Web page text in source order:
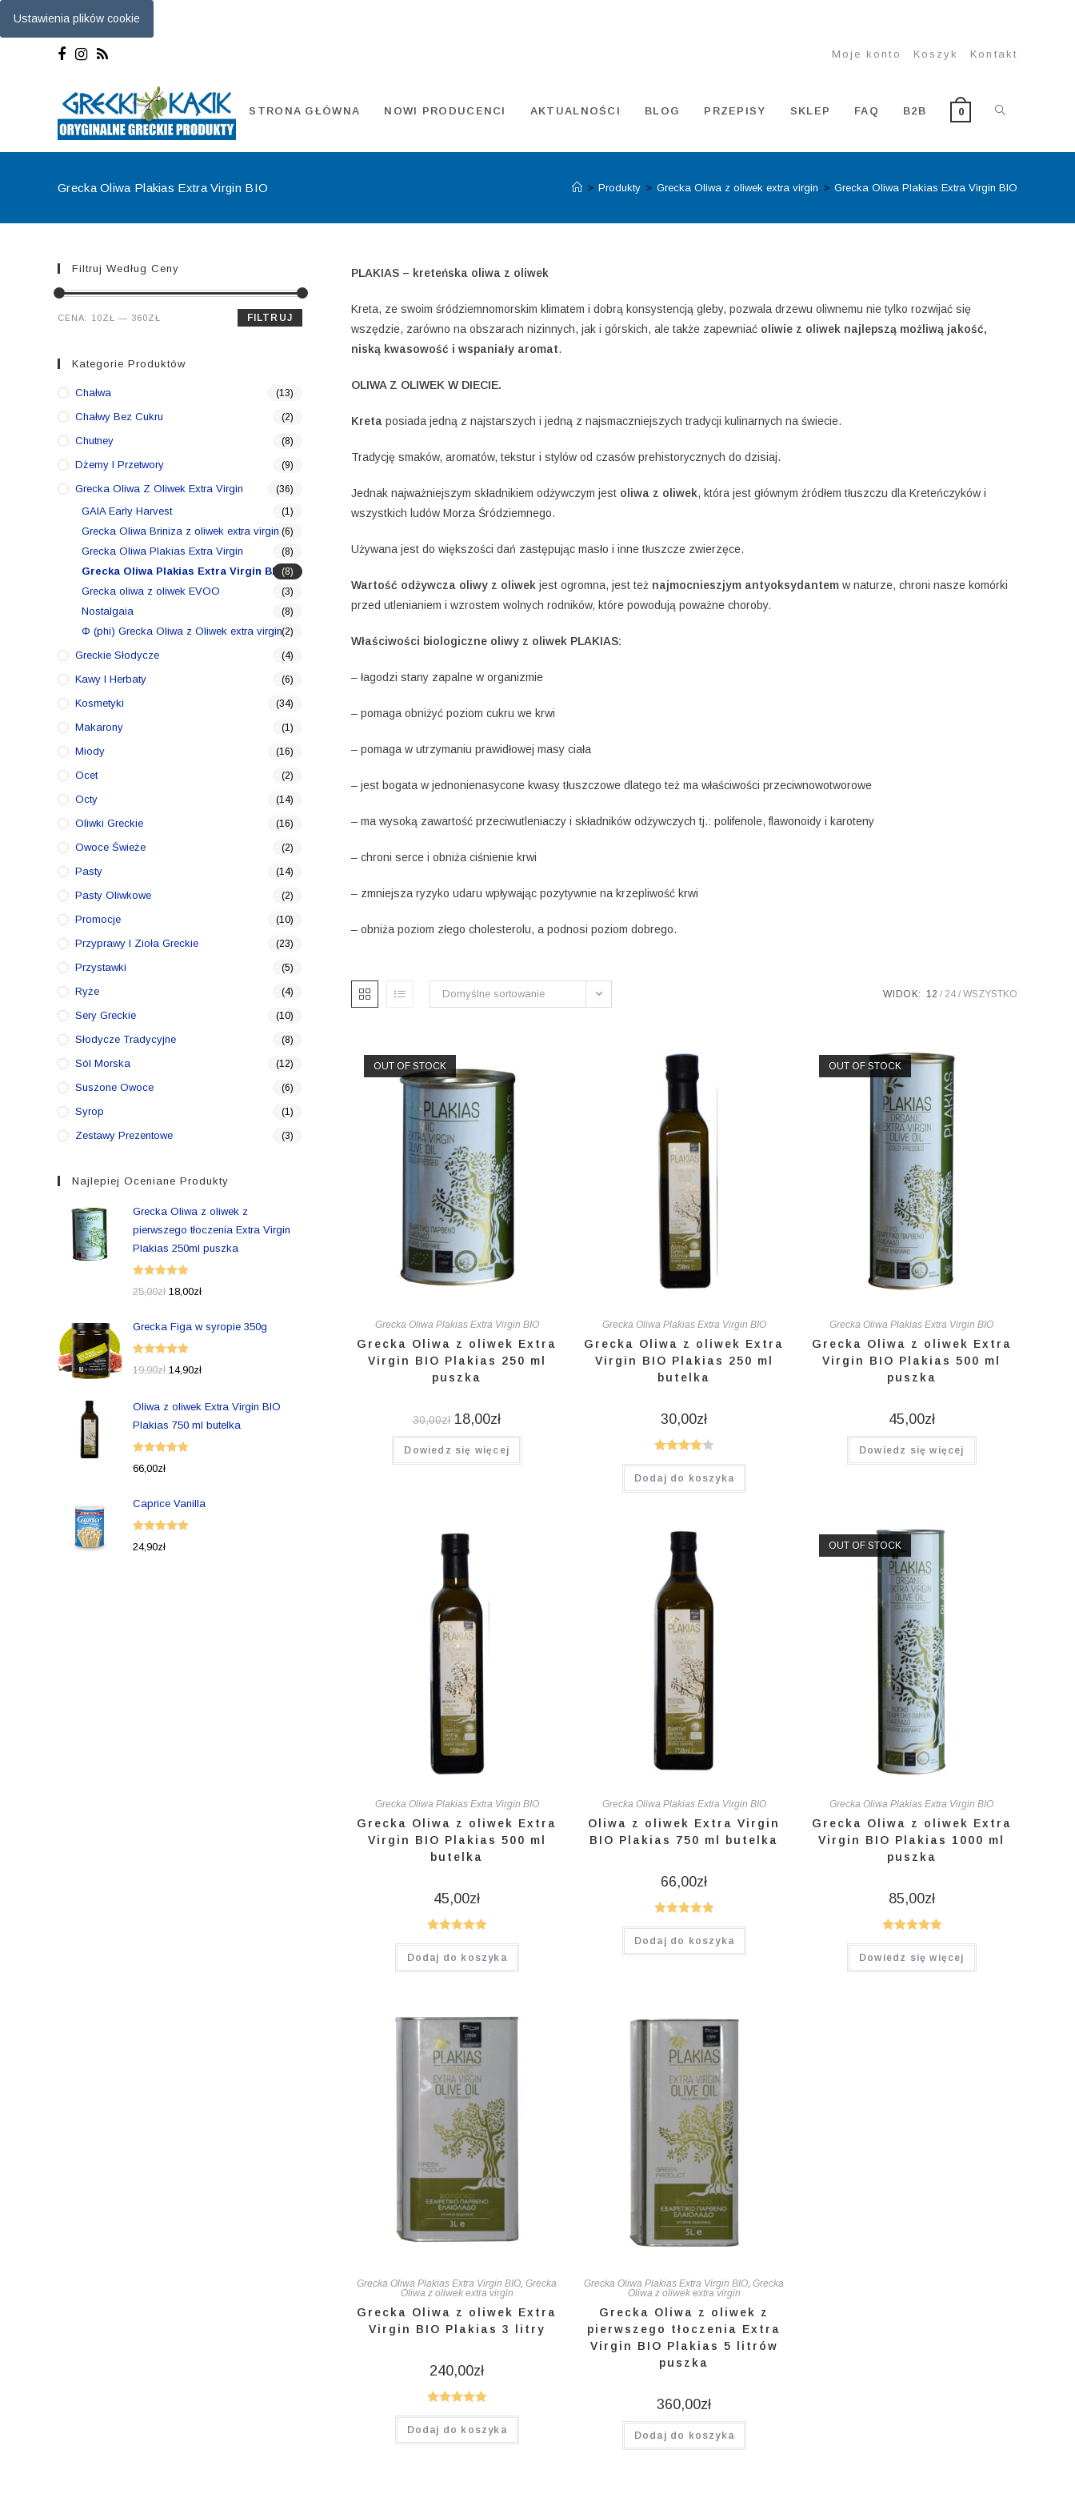
Ustawienia plików cookie
Moje konto Koszyk Kontakt
STRONA GŁÓWNA NOWI PRODUCENCI AKTUALNOŚCI BLOG PRZEPISY SKLEP FAQ B2B 0 TOGGLE
WEBSITE
Grecka Oliwa Plakias Extra Virgin BIO > Produkty > Grecka Oliwa z oliwek extra virgin > Grecka Oliwa Plakias Extra Virgin BIO
PLAKIAS – kreteńska oliwa z oliwek
Kreta, ze swoim śródziemnomorskim klimatem i dobrą konsystencją gleby, pozwala drzewu oliwnemu nie tylko rozwijać się
wszędzie, zarówno na obszarach nizinnych, jak i górskich, ale także zapewniać oliwie z oliwek najlepszą możliwą jakość,
niską kwasowość i wspaniały aromat.
OLIWA Z OLIWEK W DIECIE.
Kreta posiada jedną z najstarszych i jedną z najsmaczniejszych tradycji kulinarnych na świecie.
Tradycję smaków, aromatów, tekstur i stylów od czasów prehistorycznych do dzisiaj.
Jednak najważniejszym składnikiem odżywczym jest oliwa z oliwek, która jest głównym źródłem tłuszczu dla Kreteńczyków i
wszystkich ludów Morza Śródziemnego.
Używana jest do większości dań zastępując masło i inne tłuszcze zwierzęce.
Wartość odżywcza oliwy z oliwek jest ogromna, jest też najmocnieszjym antyoksydantem w naturze, chroni nasze komórki
przed utlenianiem i wzrostem wolnych rodników, które powodują poważne choroby.
Właściwości biologiczne oliwy z oliwek PLAKIAS:
– łagodzi stany zapalne w organizmie
– pomaga obniżyć poziom cukru we krwi
– pomaga w utrzymaniu prawidłowej masy ciała
– jest bogata w jednonienasycone kwasy tłuszczowe dlatego też ma właściwości przeciwnowotworowe
– ma wysoką zawartość przeciwutleniaczy i składników odżywczych tj.: polifenole, flawonoidy i karoteny
– chroni serce i obniża ciśnienie krwi
– zmniejsza ryzyko udaru wpływając pozytywnie na krzepliwość krwi
– obniża poziom złego cholesterolu, a podnosi poziom dobrego.
Domyślne sortowanie WIDOK: 12 24 WSZYSTKO
OUT OF STOCK
Grecka Oliwa Plakias Extra Virgin BIO
Grecka Oliwa z oliwek Extra
Virgin BIO Plakias 250 ml
puszka
30,00zł 18,00zł
Dowiedz się więcej
Grecka Oliwa Plakias Extra Virgin BIO
Grecka Oliwa z oliwek Extra
Virgin BIO Plakias 250 ml
butelka
30,00zł
Oceniono
4.00 na 5
Dodaj do koszyka
OUT OF STOCK
Grecka Oliwa Plakias Extra Virgin BIO
Grecka Oliwa z oliwek Extra
Virgin BIO Plakias 500 ml
puszka
45,00zł
Dowiedz się więcej
Grecka Oliwa Plakias Extra Virgin BIO
Grecka Oliwa z oliwek Extra
Virgin BIO Plakias 500 ml
butelka
45,00zł
Oceniono
5.00na 5
Dodaj do koszyka
Grecka Oliwa Plakias Extra Virgin BIO
Oliwa z oliwek Extra Virgin
BIO Plakias 750 ml butelka
66,00zł
Oceniono
5.00na 5
Dodaj do koszyka
OUT OF STOCK
Grecka Oliwa Plakias Extra Virgin BIO
Grecka Oliwa z oliwek Extra
Virgin BIO Plakias 1000 ml
puszka
85,00zł
Oceniono
5.00 na 5
Dowiedz się więcej
Grecka Oliwa Plakias Extra Virgin BIO,Grecka
Oliwa z oliwek extra virgin
Grecka Oliwa z oliwek Extra
Virgin BIO Plakias 3 litry
240,00zł
Oceniono
5.00na 5
Dodaj do koszyka
Grecka Oliwa Plakias Extra Virgin BIO,Grecka
Oliwa z oliwek extra virgin
Grecka Oliwa z oliwek z
pierwszego tłoczenia Extra
Virgin BIO Plakias 5 litrów
puszka
360,00zł
Dodaj do koszyka
Filtruj Według Ceny
Cena
Cena
FILTRUJ
CENA: 10ZŁ — 360ZŁ
Kategorie Produktów
Chałwa (13)
Chałwy Bez Cukru (2)
Chutney (8)
Dżemy I Przetwory (9)
Grecka Oliwa Z Oliwek Extra Virgin (36)
GAIA Early Harvest (1)
Grecka Oliwa Briniza z oliwek extra virgin (6)
Grecka Oliwa Plakias Extra Virgin (8)
Grecka Oliwa Plakias Extra Virgin BIO(8)
Grecka oliwa z oliwek EVOO (3)
Nostalgaia (8)
Φ (phi) Grecka Oliwa z Oliwek extra virgin(2)
Greckie Słodycze (4)
Kawy I Herbaty (6)
Kosmetyki (34)
Makarony (1)
Miody (16)
Ocet (2)
Octy (14)
Oliwki Greckie (16)
Owoce Świeże (2)
Pasty (14)
Pasty Oliwkowe (2)
Promocje (10)
Przyprawy I Zioła Greckie (23)
Przystawki (5)
Ryże (4)
Sery Greckie (10)
Słodycze Tradycyjne (8)
Sól Morska (12)
Suszone Owoce (6)
Syrop (1)
Zestawy Prezentowe (3)
Najlepiej Oceniane Produkty
Grecka Oliwa z oliwek z
pierwszego tłoczenia Extra Virgin
Plakias 250ml puszka
Oceniono
25,00zł 18,00zł
Grecka Figa w syropie 350g
Oceniono
19,90zł 14,90zł
Oliwa z oliwek Extra Virgin BIO
Plakias 750 ml butelka
Oceniono
66,00zł
Caprice Vanilla
Oceniono
24,90zł